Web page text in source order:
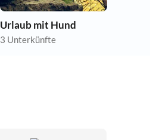
Urlaub mit Hund
3 Unterkünfte